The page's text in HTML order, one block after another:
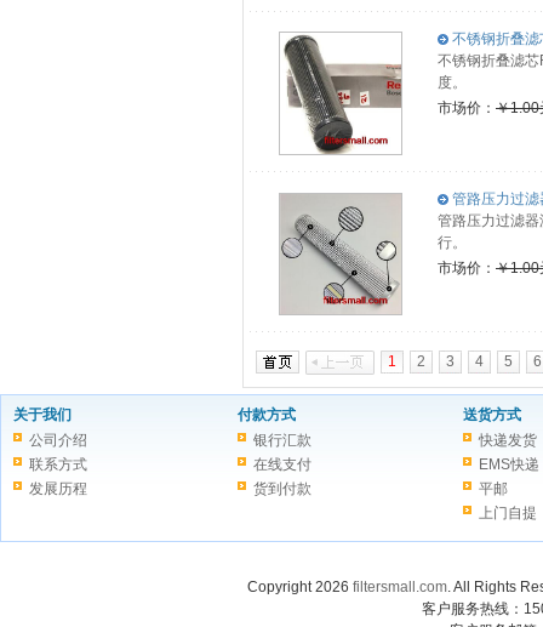
不锈钢折叠
不锈钢折叠滤
度。
市场价： ￥1.00
管路压力过
管路压力过滤
行。
市场价： ￥1.00
1 2 3 4 5 6
关于我们
公司介绍
联系方式
发展历程
付款方式
银行汇款
在线支付
货到付款
送货方式
快递发货
EMS快递
平邮
上门自提
Copyright 2026 filtersmall.com. All Rights
客户服务热线：